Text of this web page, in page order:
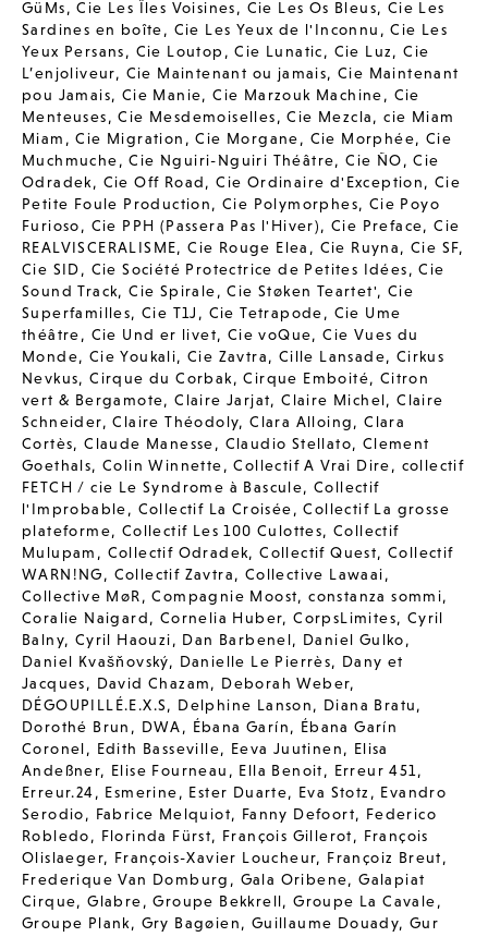
GüMs,Cie Les Îles Voisines, Cie Les Os Bleus, Cie Les
Sardines en boîte, Cie Les Yeux de l'Inconnu ,Cie Les
Yeux Persans, Cie Loutop ,Cie Lunatic, Cie Luz,Cie
L’enjoliveur, Cie Maintenant ou jamais,Cie Maintenant
pou Jamais, Cie Manie,Cie Marzouk Machine, Cie
Menteuses,Cie Mesdemoiselles,Cie Mezcla,cie Miam
Miam ,Cie Migration ,Cie Morgane, Cie Morphée, Cie
Muchmuche,Cie Nguiri-Nguiri Théâtre,Cie ÑO,Cie
Odradek, Cie Off Road,Cie Ordinaire d'Exception,Cie
Petite Foule Production,Cie Polymorphes, Cie Poyo
Furioso, Cie PPH (Passera Pas l'Hiver),Cie Preface,Cie
REALVISCERALISME,Cie Rouge Elea , Cie Ruyna,Cie SF,
Cie SID, Cie Société Protectrice de Petites Idées,Cie
Sound Track,Cie Spirale,Cie Støken Teartet', Cie
Superfamilles,Cie T1J , Cie Tetrapode, Cie Ume
théâtre, Cie Und er livet, Cie voQue,Cie Vues du
Monde, Cie Youkali,Cie Zavtra, Cille Lansade, Cirkus
Nevkus,Cirque du Corbak,Cirque Emboité, Citron
vert & Bergamote,Claire Jarjat,Claire Michel,Claire
Schneider,Claire Théodoly,Clara Alloing,Clara
Cortès,Claude Manesse, Claudio Stellato, Clement
Goethals,Colin Winnette,Collectif A Vrai Dire, collectif
FETCH / cie Le Syndrome à Bascule,Collectif
l'Improbable, Collectif La Croisée,Collectif La grosse
plateforme, Collectif Les 100 Culottes,Collectif
Mulupam , Collectif Odradek,Collectif Quest,Collectif
WARN!NG, Collectif Zavtra, Collective Lawaai,
Collective MøR,Compagnie Moost,constanza sommi,
Coralie Naigard, Cornelia Huber,CorpsLimites, Cyril
Balny, Cyril Haouzi, Dan Barbenel, Daniel Gulko,
Daniel Kvašňovský, Danielle Le Pierrès, Dany et
Jacques, David Chazam, Deborah Weber,
DÉGOUPILLÉ.E.X.S, Delphine Lanson, Diana Bratu,
Dorothé Brun , DWA, Ébana Garín, Ébana Garín
Coronel, Edith Basseville, Eeva Juutinen, Elisa
Andeßner, Elise Fourneau , Ella Benoit, Erreur 451,
Erreur.24, Esmerine, Ester Duarte, Eva Stotz , Evandro
Serodio, Fabrice Melquiot, Fanny Defoort, Federico
Robledo, Florinda Fürst, François Gillerot, François
Olislaeger, François-Xavier Loucheur, Françoiz Breut,
Frederique Van Domburg , Gala Oribene,Galapiat
Cirque,Glabre,Groupe Bekkrell,Groupe La Cavale,
Groupe Plank, Gry Bagøien, Guillaume Douady,Gur